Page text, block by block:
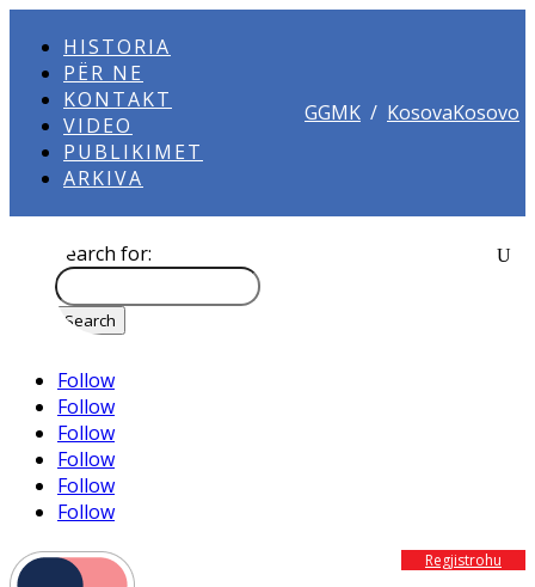
HISTORIA
PËR NE
KONTAKT
VIDEO
PUBLIKIMET
ARKIVA
GGMK / KosovaKosovo
Search for:
Follow
Follow
Follow
Follow
Follow
Follow
Regjistrohu